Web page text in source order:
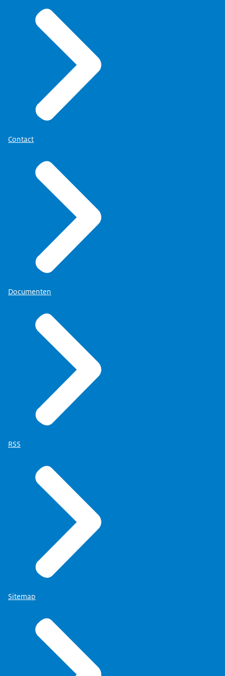
Registratie Niet-ingezetenen (RNI)
Een mobiele telefoon waarop u sms-berichten kunt
ontvangen
Op DigiD.nl vindt u meer informatie over
het aanvragen van een DigiD als u in het buitenland
088 - 041 60 00
). Voor vragen over het gebruik van
DigiD neemt u contact op met DigiD.
Bekijk per land welke inlogmiddelen erkend zijn
lees
meer informatie over eIDAS op Rijksoverheid.nl
Contact
Documenten
RSS
Sitemap